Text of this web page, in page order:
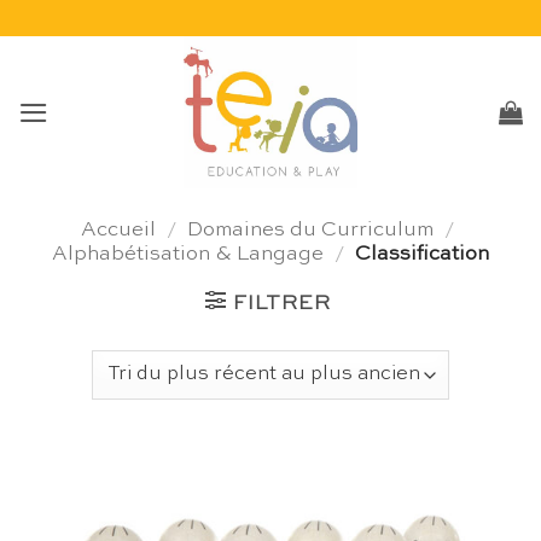
Accueil / Domaines du Curriculum
/
Alphabétisation & Langage
/ Classification
FILTRER